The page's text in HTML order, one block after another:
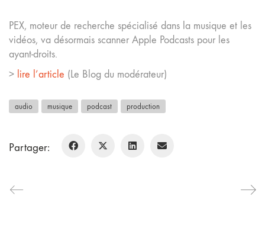
PEX, moteur de recherche spécialisé dans la musique et les
vidéos, va désormais scanner Apple Podcasts pour les
ayant-droits.
> lire l’article (Le Blog du modérateur)
audio musique podcast production
Partager: